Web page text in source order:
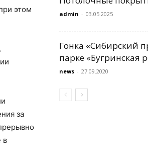
этом
за
в
admin - 03.05.2025
Гонка «Сибирский
парке «Бугринская
news - 27.09.2020